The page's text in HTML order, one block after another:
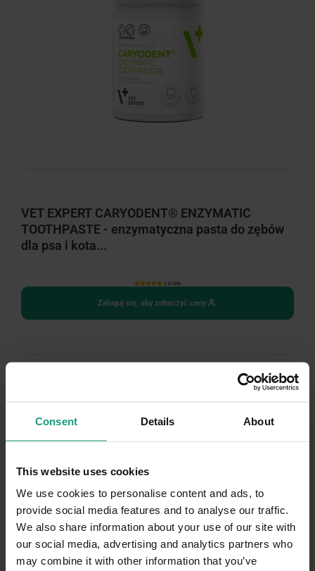
Consent Details About
This website uses cookies
We use cookies to personalise content and ads, to
provide social media features and to analyse our traffic.
We also share information about your use of our site with
our social media, advertising and analytics partners who
may combine it with other information that you’ve
VET EXPERT CARYODENT® ENZYMATIC
TOOTHPASTE - enzymatyczna pasta do zębów
dla psa i kota...
5.0 (39)
Zaloguj się, aby zobaczyć ceny